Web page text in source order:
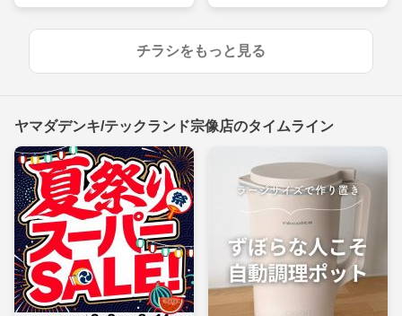
チラシをもっと見る
ヤマダデンキ/テックランド宗像店のタイムライン